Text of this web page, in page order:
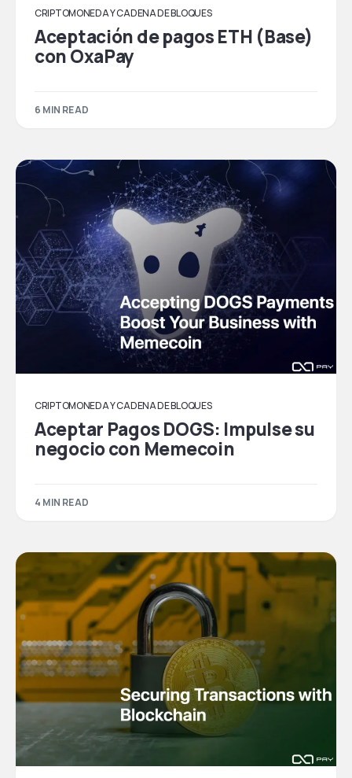
CRIPTOMONEDA Y CADENA DE BLOQUES
Aceptación de pagos ETH (Base)
con OxaPay
6 MIN READ
CRIPTOMONEDA Y CADENA DE BLOQUES
Aceptar Pagos DOGS: Impulse su
negocio con Memecoin
4 MIN READ